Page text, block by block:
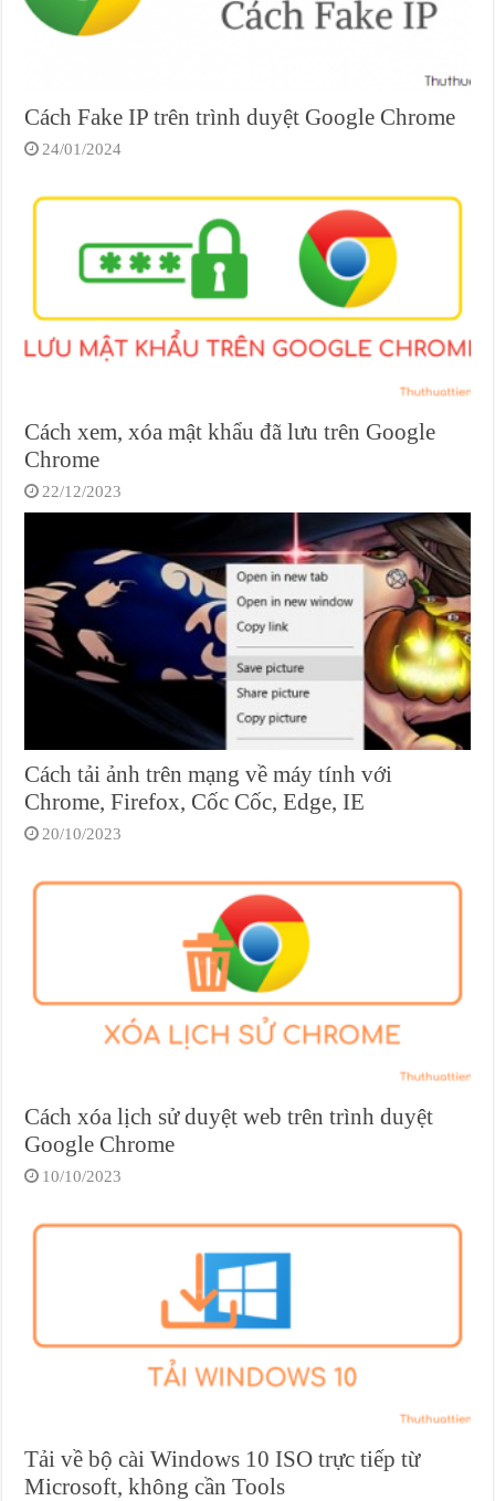
Cách Fake IP trên trình duyệt Google Chrome
24/01/2024
Cách xem, xóa mật khẩu đã lưu trên Google
Chrome
22/12/2023
Cách tải ảnh trên mạng về máy tính với
Chrome, Firefox, Cốc Cốc, Edge, IE
20/10/2023
Cách xóa lịch sử duyệt web trên trình duyệt
Google Chrome
10/10/2023
Tải về bộ cài Windows 10 ISO trực tiếp từ
Microsoft, không cần Tools